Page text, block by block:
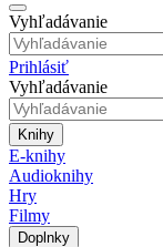
Vyhľadávanie
Prihlásiť
Vyhľadávanie
Knihy
E-knihy
Audioknihy
Hry
Filmy
Doplnky